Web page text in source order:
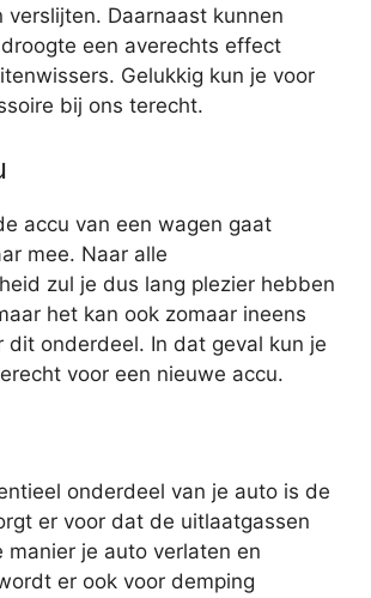
verslijten. Daarnaast kunnen
een averechts effect
Gelukkig kun je voor
bij ons terecht.
accu van een wagen gaat
mee. Naar alle
zul je dus lang plezier hebben
het kan ook zomaar ineens
dit onderdeel. In dat geval kun je
voor een nieuwe accu.
onderdeel van je auto is de
er voor dat de uitlaatgassen
manier je auto verlaten en
er ook voor demping